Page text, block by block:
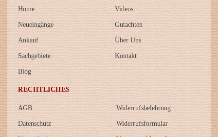
Home
Neueingänge
Ankauf
Sachgebiete
Blog
Videos
Gutachten
Über Uns
Kontakt
RECHTLICHES
AGB
Datenschutz
Widerrufsbelehrung
Widerrufsformular